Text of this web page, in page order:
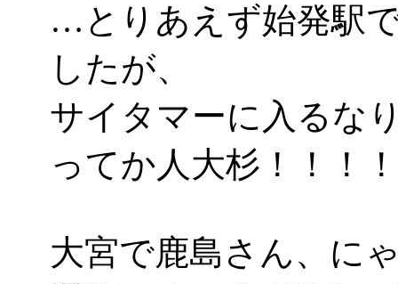
…とりあえず始発駅
したが、
サイタマーに入るな
ってか人大杉！！！！
大宮で鹿島さん、に